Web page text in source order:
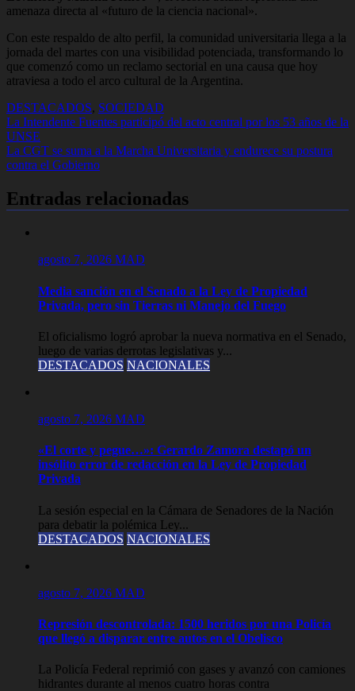
amenaza directa al «futuro de la ciencia nacional».
Con este respaldo de alto perfil, la comunidad universitaria llega a la
jornada del martes con una visibilidad potenciada, transformando lo
que comenzó como un reclamo sectorial en una causa que hoy
atraviesa a todo el arco cultural de la Argentina.
DESTACADOS, SOCIEDAD
Navegación
de
entradas
La Intendente Fuentes participó del acto central por los 53 años de la
UNSE
La CGT se suma a la Marcha Universitaria y endurece su postura
contra el Gobierno
Entradas relacionadas
agosto 7, 2026 MAD
Media sanción en el Senado a la Ley de Propiedad
Privada, pero sin Tierras ni Manejo del Fuego
El oficialismo logró aprobar la nueva normativa en el Senado,
luego de varias derrotas legislativas y...
DESTACADOS NACIONALES
agosto 7, 2026 MAD
«El corte y pegue…»: Gerardo Zamora destapó un
insólito error de redacción en la Ley de Propiedad
Privada
La sesión especial en la Cámara de Senadores de la Nación
para debatir la polémica Ley...
DESTACADOS NACIONALES
agosto 7, 2026 MAD
Represión descontrolada: 1500 heridos por una Policía
que llegó a disparar entre autos en el Obelisco
La Policía Federal reprimió con gases y avanzó con camiones
hidrantes durante al menos cuatro horas contra